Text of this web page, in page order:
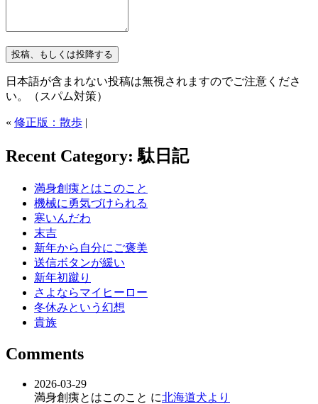
日本語が含まれない投稿は無視されますのでご注意くださ
い。（スパム対策）
« 修正版：散歩 |
Recent Category: 駄日記
満身創痍とはこのこと
機械に勇気づけられる
寒いんだわ
末吉
新年から自分にご褒美
送信ボタンが緩い
新年初蹴り
さよならマイヒーロー
冬休みという幻想
貴族
Comments
2026-03-29
満身創痍とはこのこと に北海道犬より